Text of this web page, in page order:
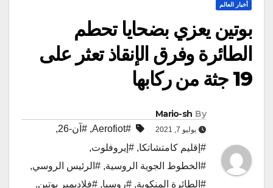
أخبار العالم
بوتين يعزي بضحايا تحطم
الطائرة وفرق الإنقاذ تعثر على
19 جثة من ركابها
By
Mario-sh
يوليو 7, 2021 #Aerofiot
, #آن-26
,
#إقليم كامتشاتكا, #إيروفلوت,
#الخطوط الجوية الروسية, #الرئيس الروسي,
#الطائرة المنكوبة, #روسيا, #فلاديمير بوتين,